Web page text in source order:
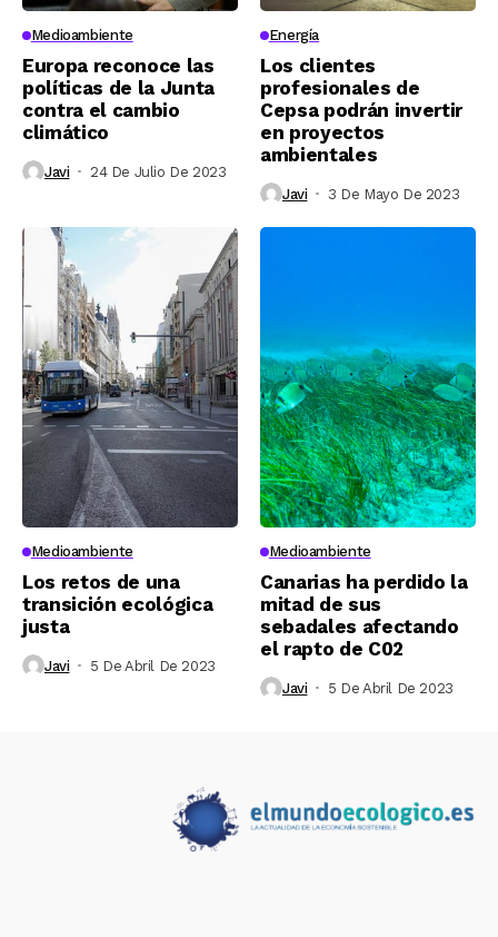
Medioambiente
Europa reconoce las
políticas de la Junta
contra el cambio
climático
Javi 24 De Julio De 2023
Energía
Los clientes
profesionales de
Cepsa podrán invertir
en proyectos
ambientales
Javi 3 De Mayo De 2023
Medioambiente
Los retos de una
transición ecológica
justa
Javi 5 De Abril De 2023
Medioambiente
Canarias ha perdido la
mitad de sus
sebadales afectando
el rapto de C02
Javi 5 De Abril De 2023